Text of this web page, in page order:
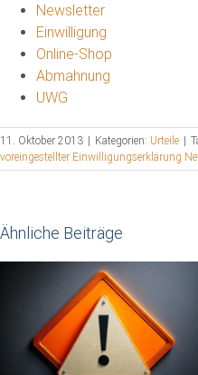
Newsletter
Einwilligung
Online-Shop
Abmahnung
UWG
11. Oktober 2013 | Kategorien: Urteile |
voreingestellter Einwilligungserklärung
Ähnliche Beiträge